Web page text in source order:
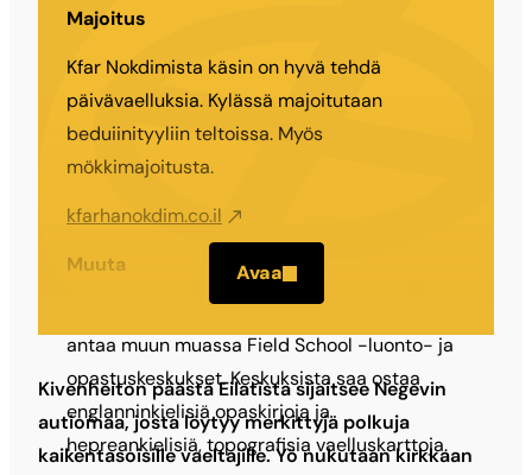
Avaa
Majoitus
Kfar Nokdimista käsin on hyvä tehdä
päivävaelluksia. Kylässä majoitutaan
beduiinityyliin teltoissa. Myös
mökkimajoitusta.
kfarhanokdim.co.il
Muuta
Tietoa vaellussäästä (esim. tulva­tilanne)
antaa muun muassa Field School -luonto- ja
opastus­keskukset. Keskuksista saa ostaa
englanninkielisiä opaskirjoja ja
hepreankielisiä, topografisia vaelluskarttoja.
Kivenheiton päästä Eilatista sijaitsee Negevin
autiomaa, josta löytyy merkittyjä polkuja
kaikentasoisille vaeltajille. Yö nukutaan kirkkaan